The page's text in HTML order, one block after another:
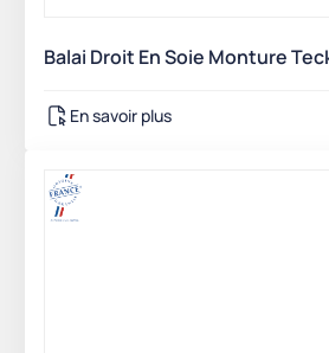
Balai Droit En Soie Monture
En savoir plus